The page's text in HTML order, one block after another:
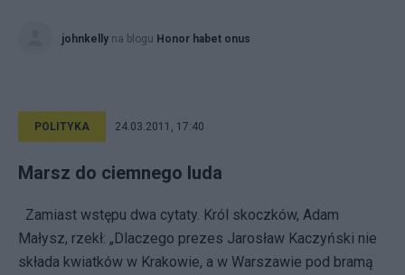
johnkelly na blogu Honor habet onus
POLITYKA 24.03.2011, 17:40
Marsz do ciemnego luda
Zamiast wstępu dwa cytaty. Król skoczków, Adam
Małysz, rzekł: „Dlaczego prezes Jarosław Kaczyński nie
składa kwiatków w Krakowie, a w Warszawie pod bramą